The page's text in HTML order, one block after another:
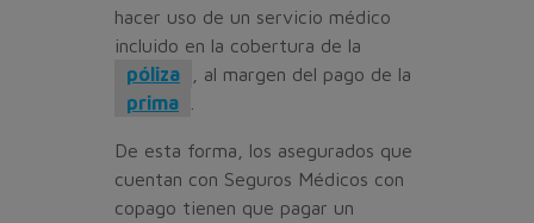
hacer uso de un servicio médico
incluido en la cobertura de la
póliza
, al margen del pago de la
prima
De esta forma, los asegurados que
cuentan con Seguros Médicos con
copago tienen que pagar un